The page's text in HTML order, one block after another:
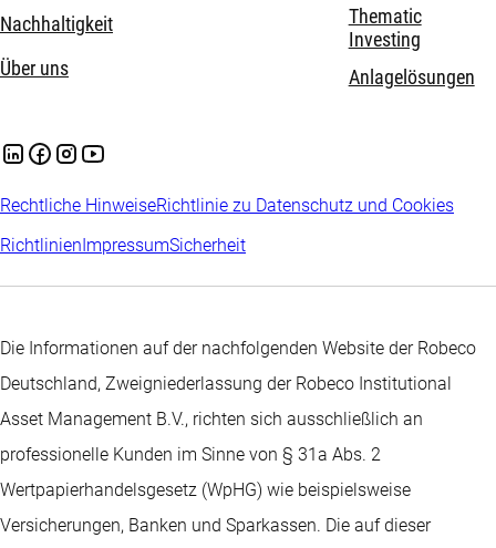
Nachhaltigkeit
Über uns
Thematic
Investing
Anlagelösungen
Rechtliche HinweiseRichtlinie zu Datenschutz und Cookies
RichtlinienImpressumSicherheit
Die Informationen auf der nachfolgenden Website der Robeco
Deutschland, Zweigniederlassung der Robeco Institutional
Asset Management B.V., richten sich ausschließlich an
professionelle Kunden im Sinne von § 31a Abs. 2
Wertpapierhandelsgesetz (WpHG) wie beispielsweise
Versicherungen, Banken und Sparkassen. Die auf dieser